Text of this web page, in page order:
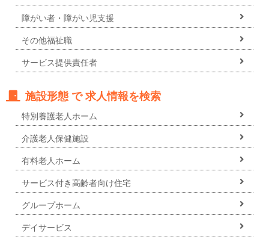
障がい者・障がい児支援
その他福祉職
サービス提供責任者
施設形態 で 求人情報を検索
特別養護老人ホーム
介護老人保健施設
有料老人ホーム
サービス付き高齢者向け住宅
グループホーム
デイサービス